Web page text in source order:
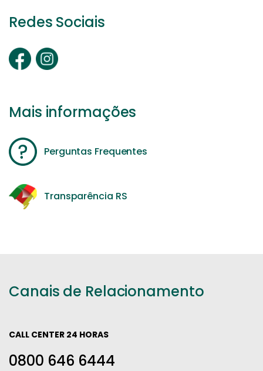
Redes Sociais
Mais informações
Perguntas Frequentes
Transparência RS
Canais de Relacionamento
CALL CENTER 24 HORAS
0800 646 6444